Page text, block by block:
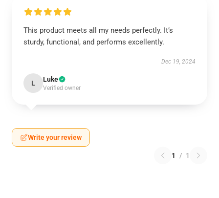
This product meets all my needs perfectly. It’s
sturdy, functional, and performs excellently.
Dec 19, 2024
L Luke
Verified owner
Write your review
1 / 1